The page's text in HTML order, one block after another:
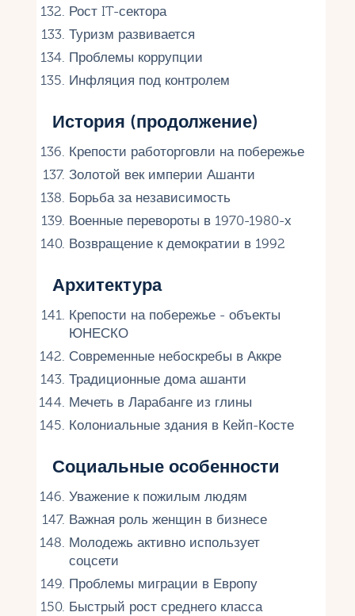
Рост IT-сектора
Туризм развивается
Проблемы коррупции
Инфляция под контролем
История (продолжение)
Крепости работорговли на побережье
Золотой век империи Ашанти
Борьба за независимость
Военные перевороты в 1970-1980-х
Возвращение к демократии в 1992
Архитектура
Крепости на побережье - объекты
ЮНЕСКО
Современные небоскребы в Аккре
Традиционные дома ашанти
Мечеть в Ларабанге из глины
Колониальные здания в Кейп-Косте
Социальные особенности
Уважение к пожилым людям
Важная роль женщин в бизнесе
Молодежь активно использует
соцсети
Проблемы миграции в Европу
Быстрый рост среднего класса